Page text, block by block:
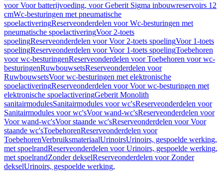
voor Voor batterijvoeding, voor Geberit Sigma inbouwreservoirs 12
cmWc-besturingen met pneumatische
spoelactiveringReserveonderdelen voor Wc-besturingen met
pneumatische spoelactiveringVoor 2-toets
spoelingReserveonderdelen voor Voor 2-toets spoelingVoor 1-toets
spoelingReserveonderdelen voor Voor 1-toets spoelingToebehoren
voor wc-besturingenReserveonderdelen voor Toebehoren voor wc-
besturingenRuwbouwsetsReserveonderdelen voor
RuwbouwsetsVoor wc-besturingen met elektronische
spoelactiveringReserveonderdelen voor Voor wc-besturingen met
elektronische spoelactiveringGeberit Monolith
sanitairmodulesSanitairmodules voor wc'sReserveonderdelen voor
Sanitairmodules voor wc'sVoor wand-wc'sReserveonderdelen voor
Voor wand-wc'sVoor staande wc'sReserveonderdelen voor Voor
staande wc'sToebehorenReserveonderdelen voor
ToebehorenVerbruiksmateriaalUrinoirsUrinoirs, gespoelde werking,
met spoelrandReserveonderdelen voor Urinoirs, gespoelde werking,
met spoelrandZonder dekselReserveonderdelen voor Zonder
dekselUrinoirs, gespoelde werking,